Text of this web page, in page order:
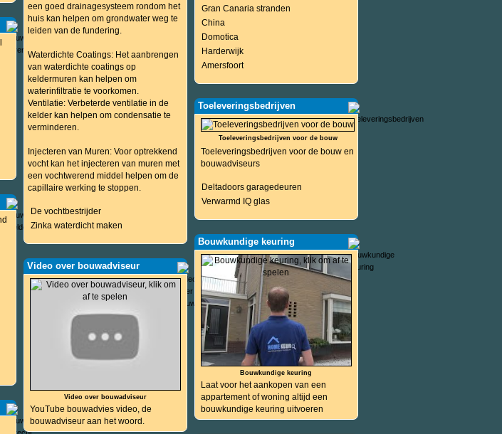
een goed drainagesysteem rondom het
huis kan helpen om grondwater weg te
leiden van de fundering.
Waterdichte Coatings: Het aanbrengen
van waterdichte coatings op
keldermuren kan helpen om
waterinfiltratie te voorkomen.
Ventilatie: Verbeterde ventilatie in de
kelder kan helpen om condensatie te
verminderen.
Injecteren van Muren: Voor optrekkend
vocht kan het injecteren van muren met
een vochtwerend middel helpen om de
capillaire werking te stoppen.
De vochtbestrijder
Zinka waterdicht maken
Video over bouwadviseur
Video over bouwadviseur
YouTube bouwadvies video, de
bouwadviseur aan het woord.
Gran Canaria stranden
China
Domotica
Harderwijk
Amersfoort
Toeleveringsbedrijven
Toeleveringsbedrijven voor de bouw
Toeleveringsbedrijven voor de bouw en
bouwadviseurs
Deltadoors garagedeuren
Verwarmd IQ glas
Bouwkundige keuring
Bouwkundige keuring
Laat voor het aankopen van een
appartement of woning altijd een
bouwkundige keuring uitvoeren